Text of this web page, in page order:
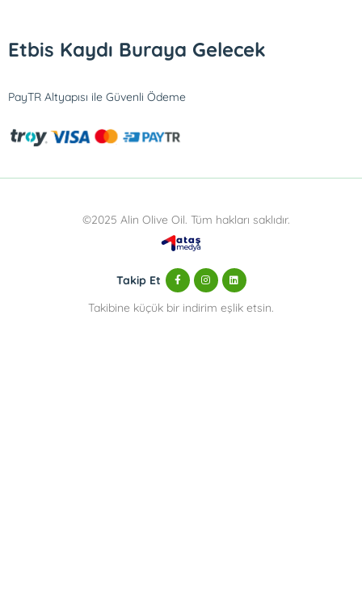
Etbis Kaydı Buraya Gelecek
PayTR Altyapısı ile Güvenli Ödeme
©2025 Alin Olive Oil. Tüm hakları saklıdır.
Takip Et
Takibine küçük bir indirim eşlik etsin.